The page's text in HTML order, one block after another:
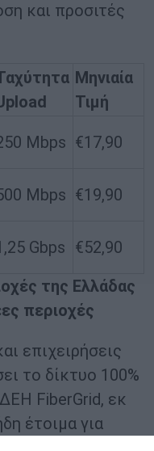
και προσιτές
Μηνιαία
Τιμή
Mbps €17,90
Mbps €19,90
Gbps €52,90
της Ελλάδας
περιοχές
επιχειρήσεις
το δίκτυο 100%
FiberGrid, εκ
έτοιμα για